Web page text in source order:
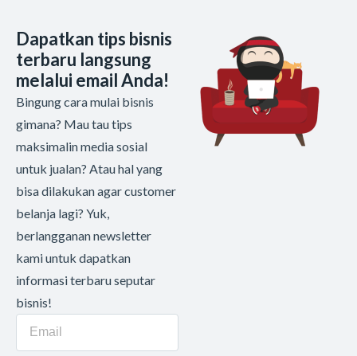
Dapatkan tips bisnis
terbaru langsung
melalui email Anda!
Bingung cara mulai bisnis
gimana? Mau tau tips
maksimalin media sosial
untuk jualan? Atau hal yang
bisa dilakukan agar customer
belanja lagi? Yuk,
berlangganan newsletter
kami untuk dapatkan
informasi terbaru seputar
bisnis!